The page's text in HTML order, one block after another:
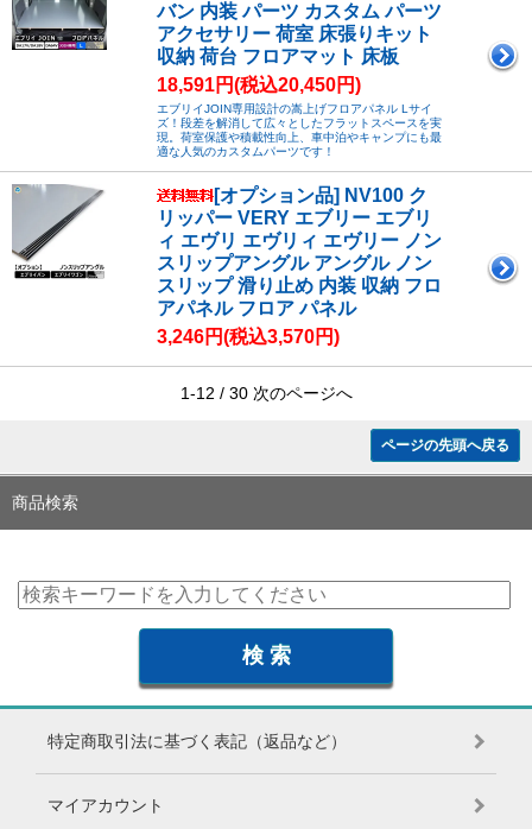
バン 内装 パーツ カスタム パーツ
アクセサリー 荷室 床張りキット
収納 荷台 フロアマット 床板
18,591円(税込20,450円)
エブリイJOIN専用設計の嵩上げフロアパネル Lサイ
ズ！段差を解消して広々としたフラットスペースを実
現。荷室保護や積載性向上、車中泊やキャンプにも最
適な人気のカスタムパーツです！
[オプション品] NV100 ク
リッパー VERY エブリー エブリ
ィ エヴリ エヴリィ エヴリー ノン
スリップアングル アングル ノン
スリップ 滑り止め 内装 収納 フロ
アパネル フロア パネル
3,246円(税込3,570円)
1-12 / 30 次のページへ
ページの先頭へ戻る
商品検索
特定商取引法に基づく表記（返品など）
マイアカウント